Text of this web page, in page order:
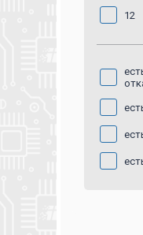
12